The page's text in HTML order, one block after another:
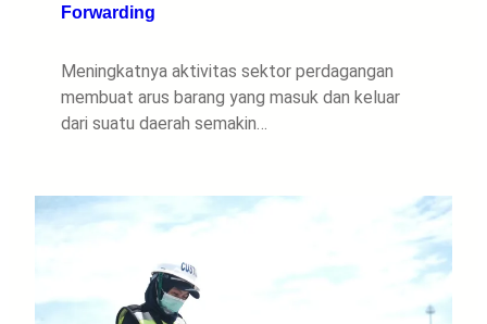
Forwarding
Meningkatnya aktivitas sektor perdagangan
membuat arus barang yang masuk dan keluar
dari suatu daerah semakin…